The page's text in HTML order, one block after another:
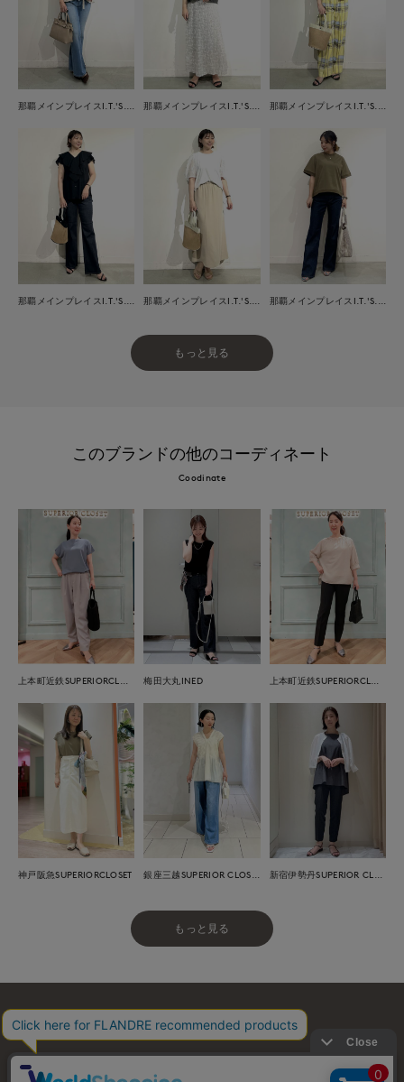
もっと見る
このブランドの他のコーディネート
Coodinate
梅田大丸INED
神戸阪急SUPERIORCLOSET
もっと見る
お問い合わせ 利用規約 プライバシーポリシー